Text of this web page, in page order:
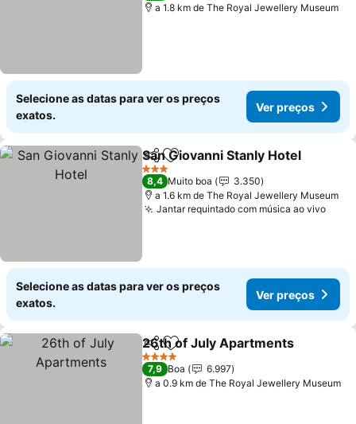
a 1.8 km de The Royal Jewellery Museum
Selecione as datas para ver os preços
exatos.
Ver preços
PartilharAdicionar aos favoritos
San Giovanni Stanly Hotel
3 Estrelas
8,4 Muito boa
3.350
a 1.6 km de The Royal Jewellery Museum
Jantar requintado com música ao vivo
Selecione as datas para ver os preços
exatos.
Ver preços
PartilharAdicionar aos favoritos
26th of July Apartments
4 Estrelas
7,9 Boa
6.997
a 0.9 km de The Royal Jewellery Museum